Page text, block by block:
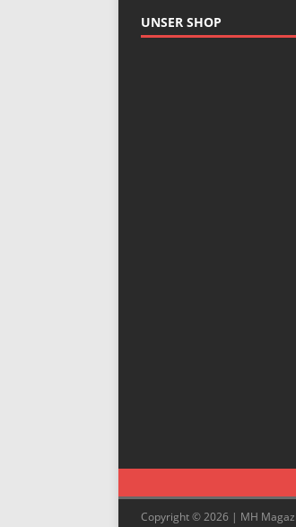
UNSER SHOP
Copyright © 2026 | MH